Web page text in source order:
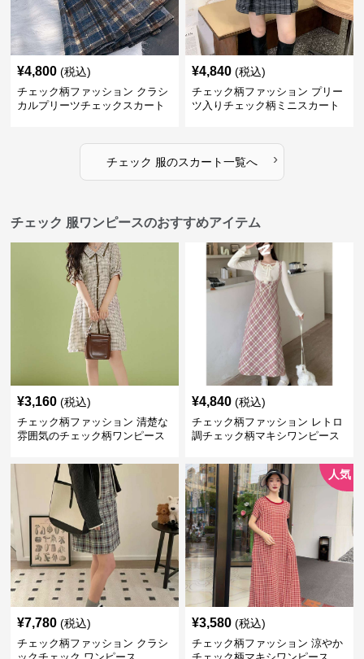
¥4,800 (税込)
チェック柄ファッション クラシ
カルプリーツチェックスカート
¥4,840 (税込)
チェック柄ファッション プリー
ツ入りチェック柄ミニスカート
チェック 服のスカート一覧へ ›
チェック 服ワンピースのおすすめアイテム
¥3,160 (税込)
チェック柄ファッション 清楚な
雰囲気のチェック柄ワンピース
¥4,840 (税込)
チェック柄ファッション レトロ
調チェック柄マキシワンピース
¥7,780 (税込)
チェック柄ファッション クラシ
人気
¥3,580 (税込)
チェック柄ファッション 涼やか